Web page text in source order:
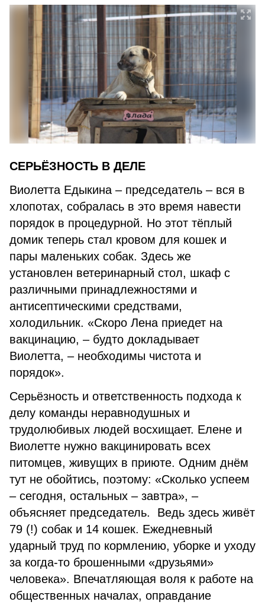
СЕРЬЁЗНОСТЬ В ДЕЛЕ
Виолетта Едыкина – председатель – вся в
хлопотах, собралась в это время навести
порядок в процедурной. Но этот тёплый
домик теперь стал кровом для кошек и
пары маленьких собак. Здесь же
установлен ветеринарный стол, шкаф с
различными принадлежностями и
антисептическими средствами,
холодильник. «Скоро Лена приедет на
вакцинацию, – будто докладывает
Виолетта, – необходимы чистота и
порядок».
Серьёзность и ответственность подхода к
делу команды неравнодушных и
трудолюбивых людей восхищает. Елене и
Виолетте нужно вакцинировать всех
питомцев, живущих в приюте. Одним днём
тут не обойтись, поэтому: «Сколько успеем
– сегодня, остальных – завтра», –
объясняет председатель. Ведь здесь живёт
79 (!) собак и 14 кошек. Ежедневный
ударный труд по кормлению, уборке и уходу
за когда-то брошенными «друзьями»
человека». Впечатляющая воля к работе на
общественных началах, оправдание